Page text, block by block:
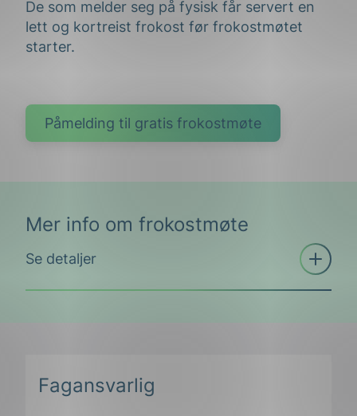
De som melder seg på fysisk får servert en
lett og kortreist frokost før frokostmøtet
starter.
Påmelding til gratis frokostmøte
Mer info om frokostmøte
Se detaljer
Åpne
trekkspill
spørre:
Fagansvarlig